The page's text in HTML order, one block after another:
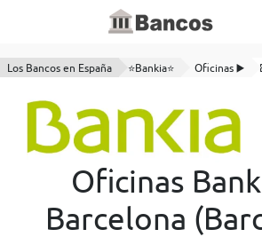
Los Bancos en España ⭐Bankia⭐ Oficinas ▶️
Oficinas
Barcelona